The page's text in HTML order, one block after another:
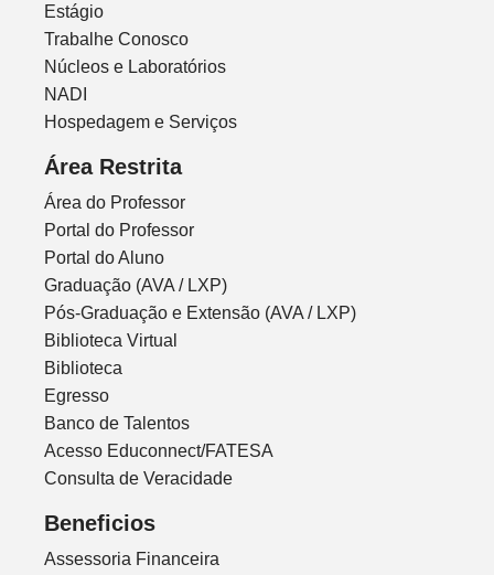
Estágio
Trabalhe Conosco
Núcleos e Laboratórios
NADI
Hospedagem e Serviços
Área Restrita
Área do Professor
Portal do Professor
Portal do Aluno
Graduação (AVA / LXP)
Pós-Graduação e Extensão (AVA / LXP)
Biblioteca Virtual
Biblioteca
Egresso
Banco de Talentos
Acesso Educonnect/FATESA
Consulta de Veracidade
Beneficios
Assessoria Financeira